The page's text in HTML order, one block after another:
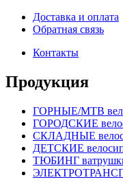
Доставка и оплата
Обратная связь
Контакты
Продукция
ГОРНЫЕ/MTB
ГОРОДСКИЕ
СКЛАДНЫЕ
ДЕТСКИЕ
ТЮБИНГ